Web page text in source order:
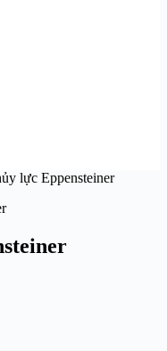
lực Eppensteiner